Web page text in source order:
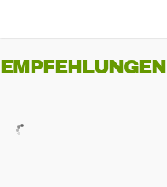
EMPFEHLUNGEN